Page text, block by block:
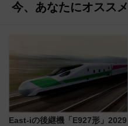
今、あなたにオススメ
East-iの後継機「E927形」2029